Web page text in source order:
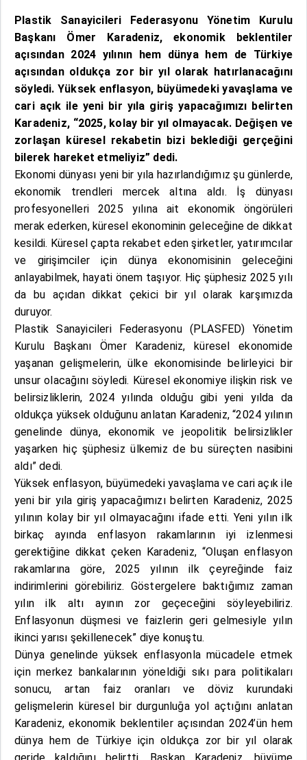
Plastik Sanayicileri Federasyonu Yönetim Kurulu
Başkanı Ömer Karadeniz, ekonomik beklentiler
açısından 2024 yılının hem dünya hem de Türkiye
açısından oldukça zor bir yıl olarak hatırlanacağını
söyledi. Yüksek enflasyon, büyümedeki yavaşlama ve
cari açık ile yeni bir yıla giriş yapacağımızı belirten
Karadeniz, “2025, kolay bir yıl olmayacak. Değişen ve
zorlaşan küresel rekabetin bizi beklediği gerçeğini
bilerek hareket etmeliyiz” dedi.
Ekonomi dünyası yeni bir yıla hazırlandığımız şu günlerde,
ekonomik trendleri mercek altına aldı. İş dünyası
profesyonelleri 2025 yılına ait ekonomik öngörüleri
merak ederken, küresel ekonominin geleceğine de dikkat
kesildi. Küresel çapta rekabet eden şirketler, yatırımcılar
ve girişimciler için dünya ekonomisinin geleceğini
anlayabilmek, hayati önem taşıyor. Hiç şüphesiz 2025 yılı
da bu açıdan dikkat çekici bir yıl olarak karşımızda
duruyor.
Plastik Sanayicileri Federasyonu (PLASFED) Yönetim
Kurulu Başkanı Ömer Karadeniz, küresel ekonomide
yaşanan gelişmelerin, ülke ekonomisinde belirleyici bir
unsur olacağını söyledi. Küresel ekonomiye ilişkin risk ve
belirsizliklerin, 2024 yılında olduğu gibi yeni yılda da
oldukça yüksek olduğunu anlatan Karadeniz, “2024 yılının
genelinde dünya, ekonomik ve jeopolitik belirsizlikler
yaşarken hiç şüphesiz ülkemiz de bu süreçten nasibini
aldı” dedi.
Yüksek enflasyon, büyümedeki yavaşlama ve cari açık ile
yeni bir yıla giriş yapacağımızı belirten Karadeniz, 2025
yılının kolay bir yıl olmayacağını ifade etti. Yeni yılın ilk
birkaç ayında enflasyon rakamlarının iyi izlenmesi
gerektiğine dikkat çeken Karadeniz, “Oluşan enflasyon
rakamlarına göre, 2025 yılının ilk çeyreğinde faiz
indirimlerini görebiliriz. Göstergelere baktığımız zaman
yılın ilk altı ayının zor geçeceğini söyleyebiliriz.
Enflasyonun düşmesi ve faizlerin geri gelmesiyle yılın
ikinci yarısı şekillenecek” diye konuştu.
Dünya genelinde yüksek enflasyonla mücadele etmek
için merkez bankalarının yöneldiği sıkı para politikaları
sonucu, artan faiz oranları ve döviz kurundaki
gelişmelerin küresel bir durgunluğa yol açtığını anlatan
Karadeniz, ekonomik beklentiler açısından 2024’ün hem
dünya hem de Türkiye için oldukça zor bir yıl olarak
geride kaldığını belirtti. Başkan Karadeniz, büyüme